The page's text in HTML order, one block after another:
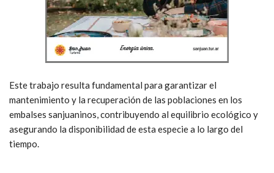
Este trabajo resulta fundamental para garantizar el
mantenimiento y la recuperación de las poblaciones en los
embalses sanjuaninos, contribuyendo al equilibrio ecológico y
asegurando la disponibilidad de esta especie a lo largo del
tiempo.